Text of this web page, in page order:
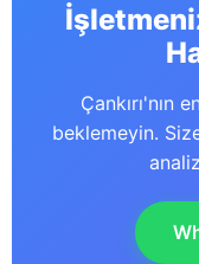
Çankırı'nın
beklemeyin.